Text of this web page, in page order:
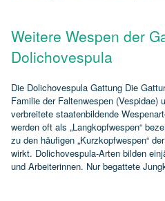
Weitere Wespen der
Dolichovespula
Die Dolichovespula Gattung Die
Familie der Faltenwespen (Vespidae)
verbreitete staatenbildende
werden oft als „Langkopfwespen“
zu den häufigen „Kurzkopfwespen“
wirkt. Dolichovespula‑Arten bilden
und Arbeiterinnen. Nur begattete